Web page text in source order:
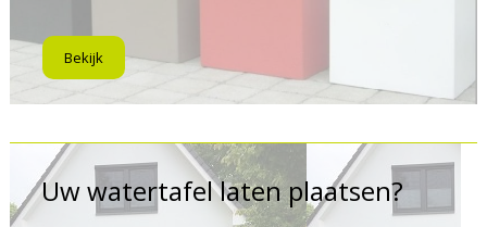
Bekijk
Uw watertafel laten plaatsen?